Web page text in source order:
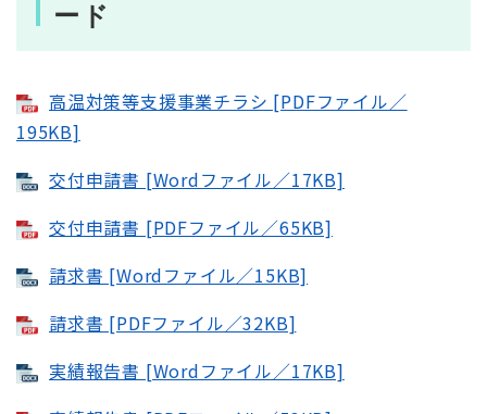
ード
高温対策等支援事業チラシ [PDFファイル／
195KB]
交付申請書 [Wordファイル／17KB]
交付申請書 [PDFファイル／65KB]
請求書 [Wordファイル／15KB]
請求書 [PDFファイル／32KB]
実績報告書 [Wordファイル／17KB]